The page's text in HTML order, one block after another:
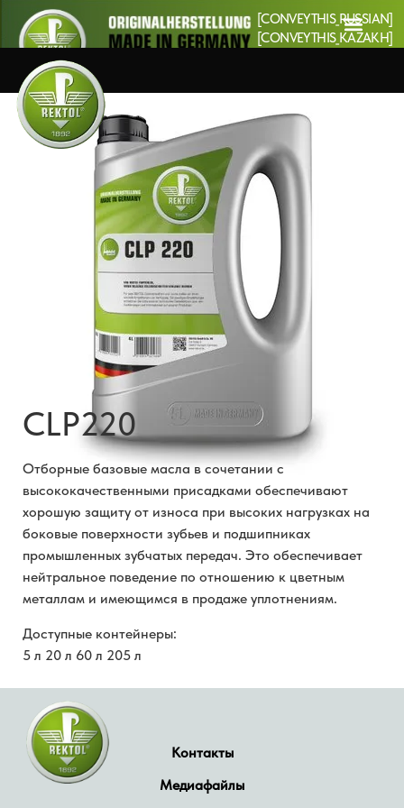
[CONVEYTHIS_RUSSIAN]
[CONVEYTHIS_KAZAKH]
CLP220
Отборные базовые масла в сочетании с
высококачественными присадками обеспечивают
хорошую защиту от износа при высоких нагрузках на
боковые поверхности зубьев и подшипниках
промышленных зубчатых передач. Это обеспечивает
нейтральное поведение по отношению к цветным
металлам и имеющимся в продаже уплотнениям.
Доступные контейнеры:
5 л 20 л 60 л 205 л
Контакты
Медиафайлы